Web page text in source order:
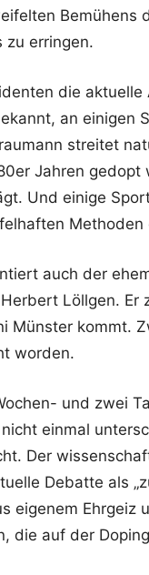
Bemühens
zu erringen.
die
an einigen
streitet
Jahren gedopt
Und einige
Methoden
auch der
Löllgen.
Münster kommt.
worden.
und zwei
einmal
Der
Debatte als
eigenem Ehrgeiz
die auf der